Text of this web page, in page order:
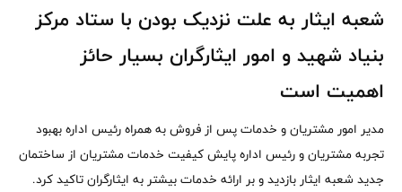
شعبه ایثار به علت نزدیک بودن با ستاد مرکز
بنیاد شهید و امور ایثارگران بسیار حائز
اهمیت است
مدیر امور مشتریان و خدمات پس از فروش به همراه رئیس اداره بهبود
تجربه مشتریان و رئیس اداره پایش کیفیت خدمات مشتریان از ساختمان
جدید شعبه ایثار بازدید و بر ارائه خدمات بیشتر به ایثارگران تاکید کرد.